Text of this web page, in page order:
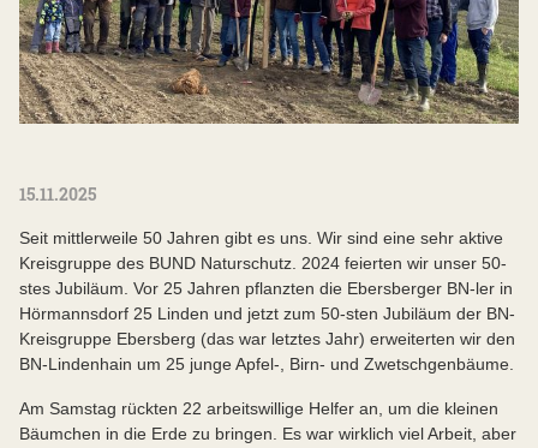
15.11.2025
Seit mittlerweile 50 Jahren gibt es uns. Wir sind eine sehr aktive
Kreisgruppe des BUND Naturschutz. 2024 feierten wir unser 50-
stes Jubiläum. Vor 25 Jahren pflanzten die Ebersberger BN-ler in
Hörmannsdorf 25 Linden und jetzt zum 50-sten Jubiläum der BN-
Kreisgruppe Ebersberg (das war letztes Jahr) erweiterten wir den
BN-Lindenhain um 25 junge Apfel-, Birn- und Zwetschgenbäume.
Am Samstag rückten 22 arbeitswillige Helfer an, um die kleinen
Bäumchen in die Erde zu bringen. Es war wirklich viel Arbeit, aber